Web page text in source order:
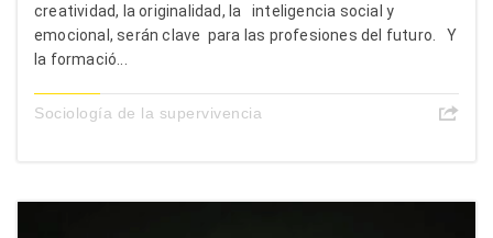
creatividad, la originalidad, la inteligencia social y
emocional, serán clave para las profesiones del futuro. Y
la formació...
Sociología de la supervivencia